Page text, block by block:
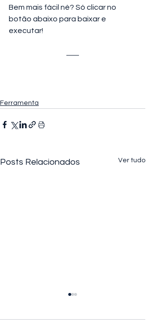
Bem mais fácil né? Só clicar no
botão abaixo para baixar e
executar!
Ferramenta
Posts Relacionados Ver tudo